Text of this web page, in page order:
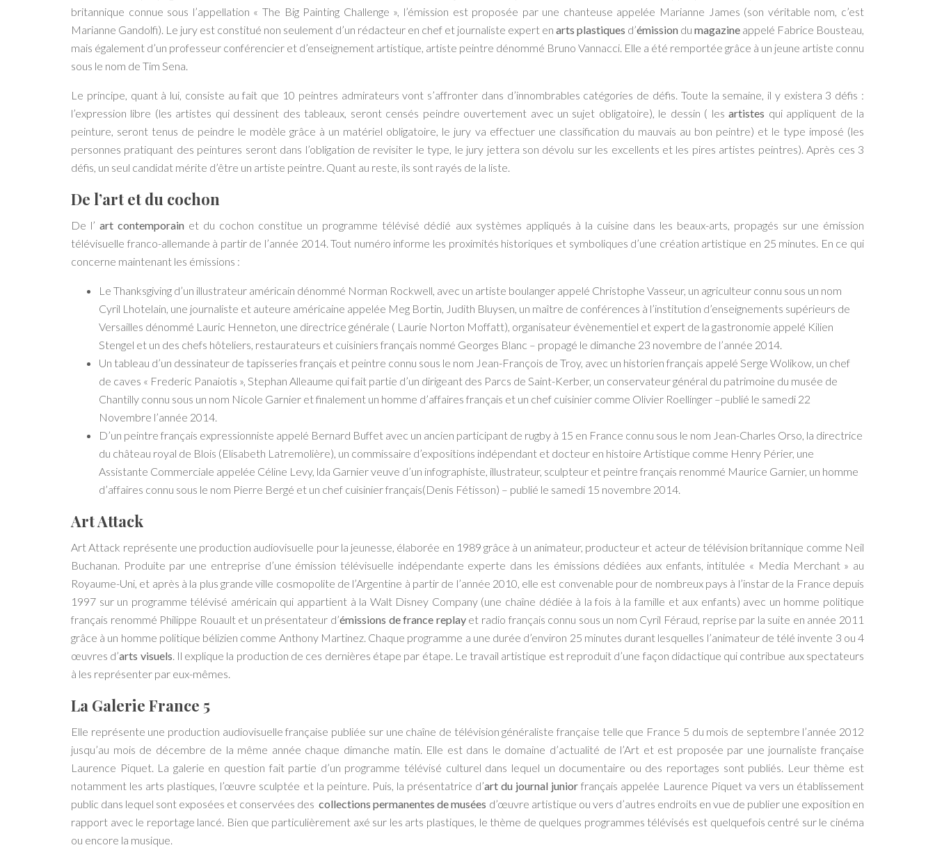
britannique connue sous l’appellation « The Big Painting Challenge », l’émission est proposée par une chanteuse appelée Marianne James (son véritable nom, c’est
Marianne Gandolfi). Le jury est constitué non seulement d’un rédacteur en chef et journaliste expert en arts plastiques d’émission du magazine appelé Fabrice Bousteau,
mais également d’un professeur conférencier et d’enseignement artistique, artiste peintre dénommé Bruno Vannacci. Elle a été remportée grâce à un jeune artiste connu
sous le nom de Tim Sena.
Le principe, quant à lui, consiste au fait que 10 peintres admirateurs vont s’affronter dans d’innombrables catégories de défis. Toute la semaine, il y existera 3 défis :
l’expression libre (les artistes qui dessinent des tableaux, seront censés peindre ouvertement avec un sujet obligatoire), le dessin ( lesartistes qui appliquent de la
peinture, seront tenus de peindre le modèle grâce à un matériel obligatoire, le jury va effectuer une classification du mauvais au bon peintre) et le type imposé (les
personnes pratiquant des peintures seront dans l’obligation de revisiter le type, le jury jettera son dévolu sur les excellents et les pires artistes peintres). Après ces 3
défis, un seul candidat mérite d’être un artiste peintre. Quant au reste, ils sont rayés de la liste.
De l’art et du cochon
De l’art contemporain et du cochon constitue un programme télévisé dédié aux systèmes appliqués à la cuisine dans les beaux-arts, propagés sur une émission
télévisuelle franco-allemande à partir de l’année 2014. Tout numéro informe les proximités historiques et symboliques d’une création artistique en 25 minutes. En ce qui
concerne maintenant les émissions :
Le Thanksgiving d’un illustrateur américain dénommé Norman Rockwell, avec un artiste boulanger appelé Christophe Vasseur, un agriculteur connu sous un nom
Cyril Lhotelain, une journaliste et auteure américaine appelée Meg Bortin, Judith Bluysen, un maître de conférences à l’institution d’enseignements supérieurs de
Versailles dénommé Lauric Henneton, une directrice générale ( Laurie Norton Moffatt), organisateur évènementiel et expert de la gastronomie appelé Kilien
Stengel et un des chefs hôteliers, restaurateurs et cuisiniers français nommé Georges Blanc – propagé le dimanche 23 novembre de l’année 2014.
Un tableau d’un dessinateur de tapisseries français et peintre connu sous le nom Jean-François de Troy, avec un historien français appelé Serge Wolikow, un chef
de caves « Frederic Panaiotis », Stephan Alleaume qui fait partie d’un dirigeant des Parcs de Saint-Kerber, un conservateur général du patrimoine du musée de
Chantilly connu sous un nom Nicole Garnier et finalement un homme d’affaires français et un chef cuisinier comme Olivier Roellinger –publié le samedi 22
Novembre l’année 2014.
D’un peintre français expressionniste appelé Bernard Buffet avec un ancien participant de rugby à 15 en France connu sous le nom Jean-Charles Orso, la directrice
du château royal de Blois (Elisabeth Latremolière), un commissaire d’expositions indépendant et docteur en histoire Artistique comme Henry Périer, une
Assistante Commerciale appelée Céline Levy, lda Garnier veuve d’un infographiste, illustrateur, sculpteur et peintre français renommé Maurice Garnier, un homme
d’affaires connu sous le nom Pierre Bergé et un chef cuisinier français(Denis Fétisson) – publié le samedi 15 novembre 2014.
Art Attack
Art Attack représente une production audiovisuelle pour la jeunesse, élaborée en 1989 grâce à un animateur, producteur et acteur de télévision britannique comme Neil
Buchanan. Produite par une entreprise d’une émission télévisuelle indépendante experte dans les émissions dédiées aux enfants, intitulée « Media Merchant » au
Royaume-Uni, et après à la plus grande ville cosmopolite de l’Argentine à partir de l’année 2010, elle est convenable pour de nombreux pays à l’instar de la France depuis
1997 sur un programme télévisé américain qui appartient à la Walt Disney Company (une chaîne dédiée à la fois à la famille et aux enfants) avec un homme politique
français renommé Philippe Rouault et un présentateur d’émissions de france replayet radio français connu sous un nom Cyril Féraud, reprise par la suite en année 2011
grâce à un homme politique bélizien comme Anthony Martinez. Chaque programme a une durée d’environ 25 minutes durant lesquelles l’animateur de télé invente 3 ou 4
œuvres d’arts visuels. Il explique la production de ces dernières étape par étape. Le travail artistique est reproduit d’une façon didactique qui contribue aux spectateurs
à les représenter par eux-mêmes.
La Galerie France 5
Elle représente une production audiovisuelle française publiée sur une chaîne de télévision généraliste française telle que France 5 du mois de septembre l’année 2012
jusqu’au mois de décembre de la même année chaque dimanche matin. Elle est dans le domaine d’actualité de l’Art et est proposée par une journaliste française
Laurence Piquet. La galerie en question fait partie d’un programme télévisé culturel dans lequel un documentaire ou des reportages sont publiés. Leur thème est
notamment les arts plastiques, l’œuvre sculptée et la peinture. Puis, la présentatrice d’art du journal junior français appelée Laurence Piquet va vers un établissement
public dans lequel sont exposées et conservées descollections permanentes de musées d’œuvre artistique ou vers d’autres endroits en vue de publier une exposition en
rapport avec le reportage lancé. Bien que particulièrement axé sur les arts plastiques, le thème de quelques programmes télévisés est quelquefois centré sur le cinéma
ou encore la musique.